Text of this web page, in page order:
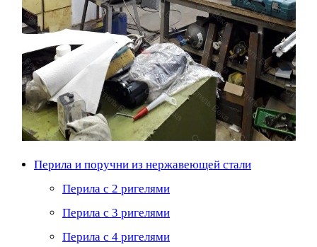
Перила и поручни из нержавеющей стали
Перила с 2 ригелями
Перила с 3 ригелями
Перила с 4 ригелями